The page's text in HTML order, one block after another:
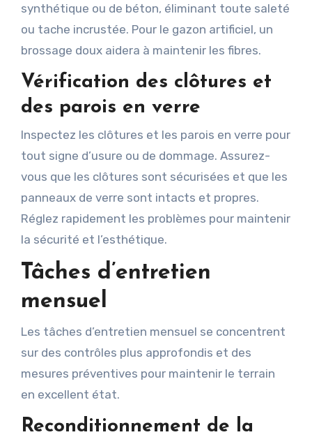
synthétique ou de béton, éliminant toute saleté
ou tache incrustée. Pour le gazon artificiel, un
brossage doux aidera à maintenir les fibres.
Vérification des clôtures et
des parois en verre
Inspectez les clôtures et les parois en verre pour
tout signe d’usure ou de dommage. Assurez-
vous que les clôtures sont sécurisées et que les
panneaux de verre sont intacts et propres.
Réglez rapidement les problèmes pour maintenir
la sécurité et l’esthétique.
Tâches d’entretien
mensuel
Les tâches d’entretien mensuel se concentrent
sur des contrôles plus approfondis et des
mesures préventives pour maintenir le terrain
en excellent état.
Reconditionnement de la